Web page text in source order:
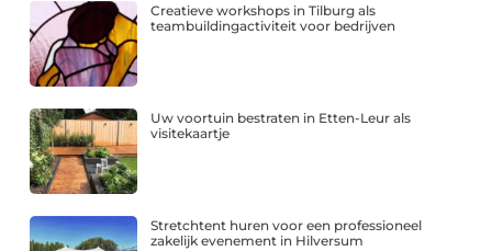
Creatieve workshops in Tilburg als
teambuildingactiviteit voor bedrijven
Uw voortuin bestraten in Etten-Leur als
visitekaartje
Stretchtent huren voor een professioneel
zakelijk evenement in Hilversum